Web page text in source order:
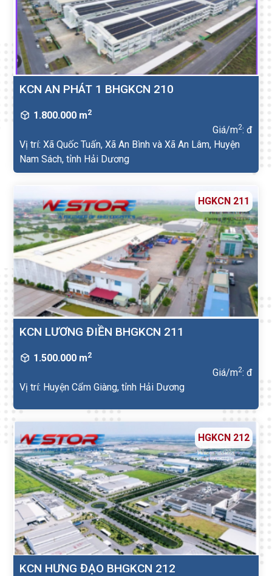
KCN AN PHÁT 1 BHGKCN 210
1.800.000 m2
Giá/m2: đ
Vị trí: Xã Quốc Tuấn, Xã An Bình và Xã An Lâm, Huyện
Nam Sách, tỉnh Hải Dương
HGKCN 211
KCN LƯƠNG ĐIỀN BHGKCN 211
1.500.000 m2
Giá/m2: đ
Vị trí: Huyện Cẩm Giàng, tỉnh Hải Dương
HGKCN 212
KCN HƯNG ĐẠO BHGKCN 212